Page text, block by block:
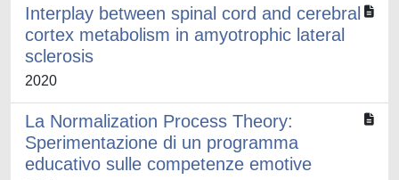
Interplay between spinal cord and cerebral
cortex metabolism in amyotrophic lateral
sclerosis
2020
La Normalization Process Theory:
Sperimentazione di un programma
educativo sulle competenze emotive